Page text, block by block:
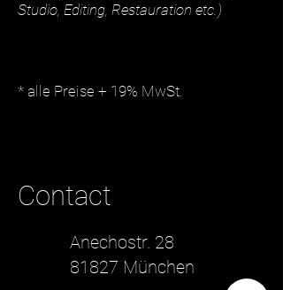
Studio, Editing, Restauration etc.)
* alle Preise + 19% MwSt.
Contact
Anechostr. 28
81827 München